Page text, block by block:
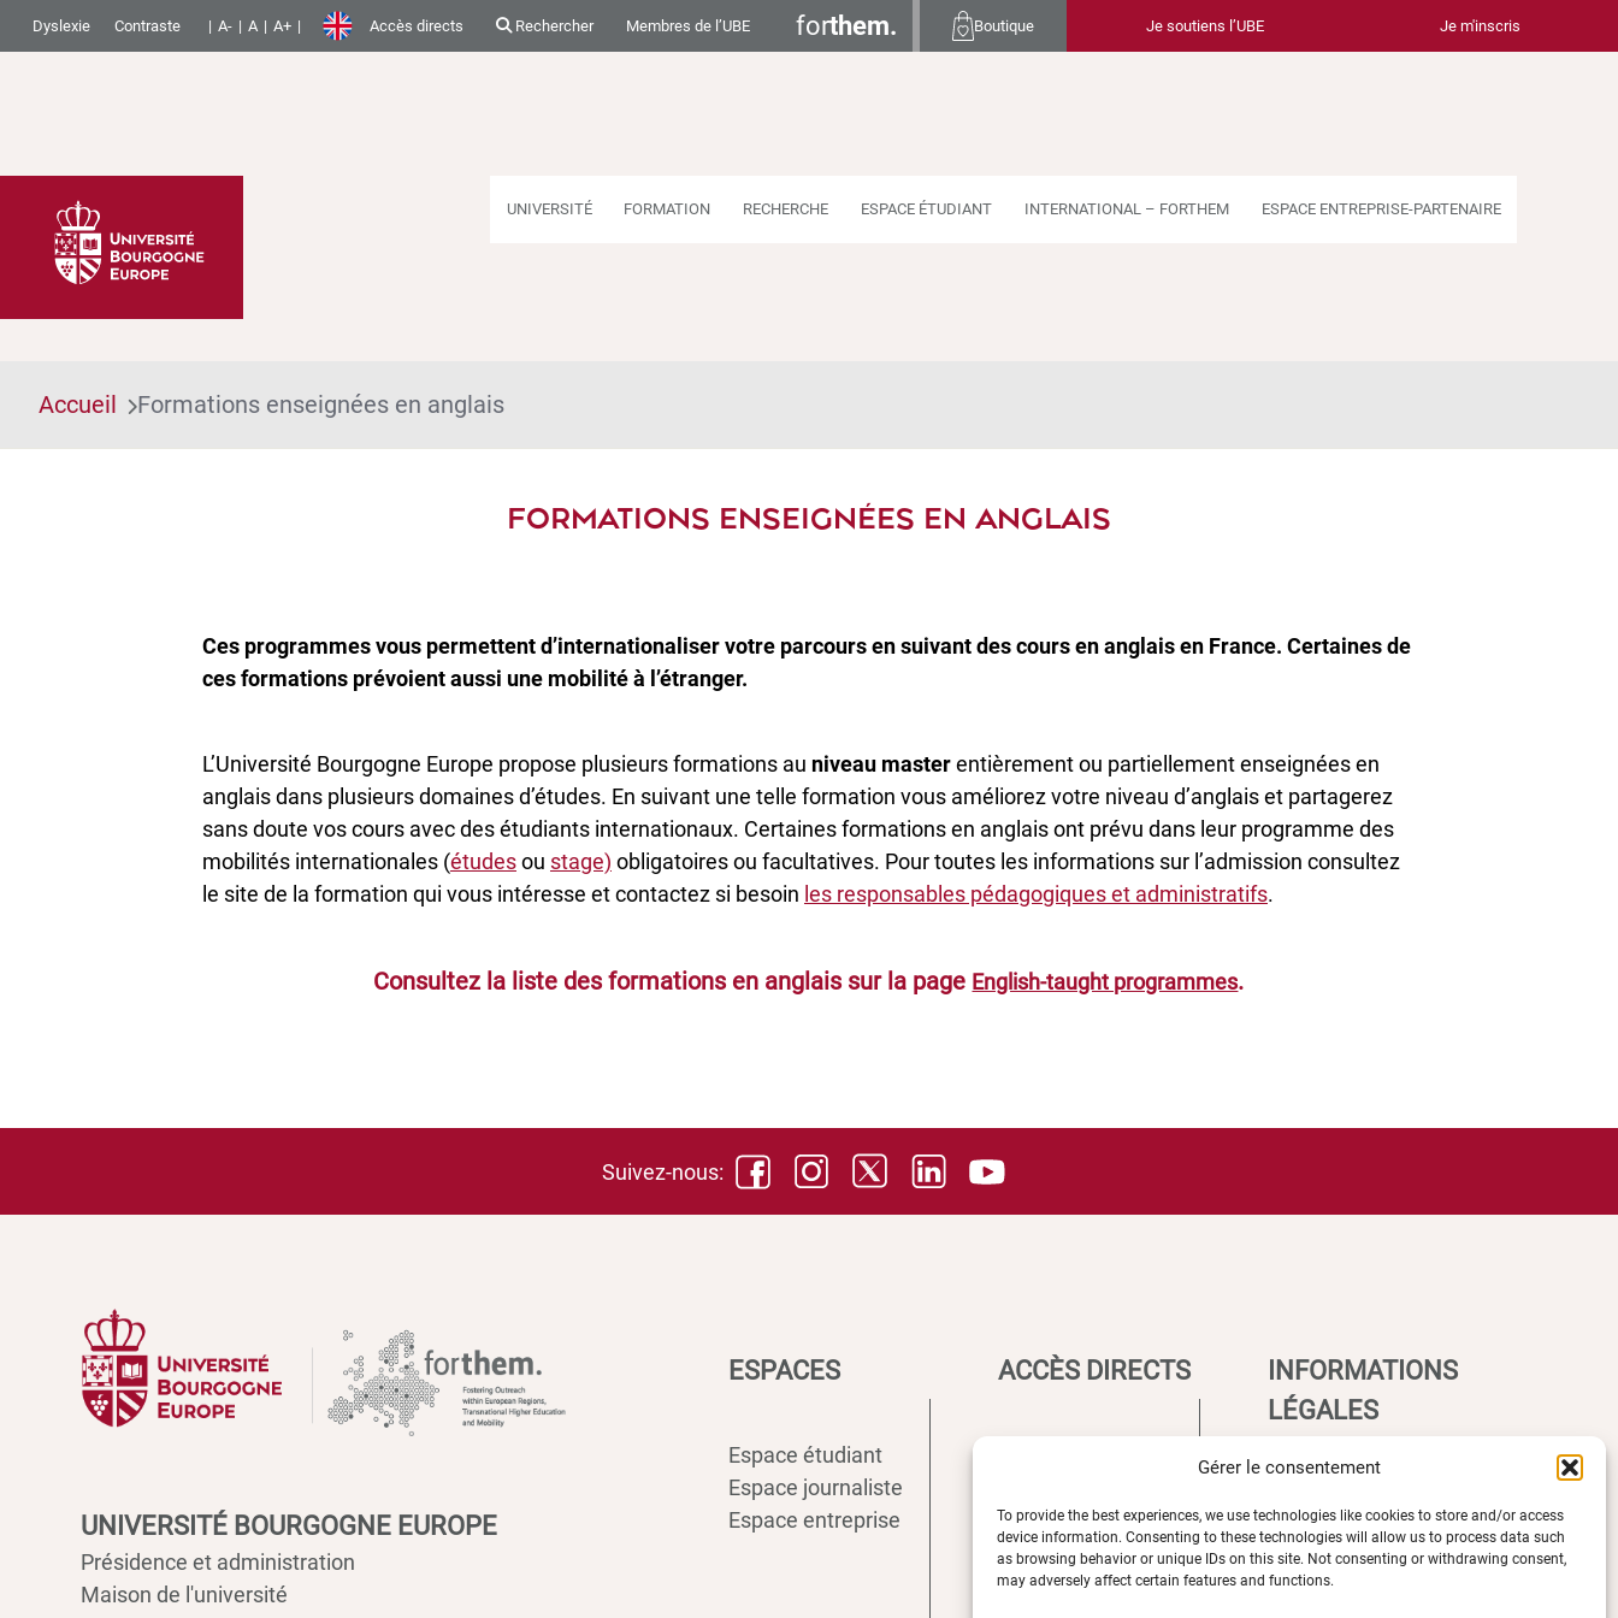
Gérer le consentement
To provide the best experiences, we use technologies like cookies to store and/or access
device information. Consenting to these technologies will allow us to process data such
as browsing behavior or unique IDs on this site. Not consenting or withdrawing consent,
may adversely affect certain features and functions.
Dyslexie Contraste A- A A+ Accès directs Rechercher Membres de l’UBE forthem. Boutique Je soutiens l’UBE Je m'inscris
UNIVERSITÉ FORMATION RECHERCHE ESPACE ÉTUDIANT INTERNATIONAL – FORTHEM ESPACE ENTREPRISE-PARTENAIRE
Accueil Formations enseignées en anglais
FORMATIONS ENSEIGNÉES EN ANGLAIS
Ces programmes vous permettent d’internationaliser votre parcours en suivant des cours en anglais en France. Certaines de
ces formations prévoient aussi une mobilité à l’étranger.
L’Université Bourgogne Europe propose plusieurs formations au niveau masterentièrement ou partiellement enseignées en
anglais dans plusieurs domaines d’études. En suivant une telle formation vous améliorez votre niveau d’anglais et partagerez
sans doute vos cours avec des étudiants internationaux. Certaines formations en anglais ont prévu dans leur programme des
mobilités internationales (étudesou stage) obligatoires ou facultatives. Pour toutes les informations sur l’admission consultez
le site de la formation qui vous intéresse et contactez si besoin les responsables pédagogiques et administratifs.
Consultez la liste des formations en anglais sur la page English-taught programmes.
Suivez-nous:
UNIVERSITÉ BOURGOGNE EUROPE
Présidence et administration
Maison de l'université
ESPACES
Espace étudiant
Espace journaliste
Espace entreprise
ACCÈS DIRECTS
Annuaire UBE
Inscriptions
Bibliothèques
INFORMATIONS
LÉGALES
Mentions légales
Données personnelles et
gestion des cookies